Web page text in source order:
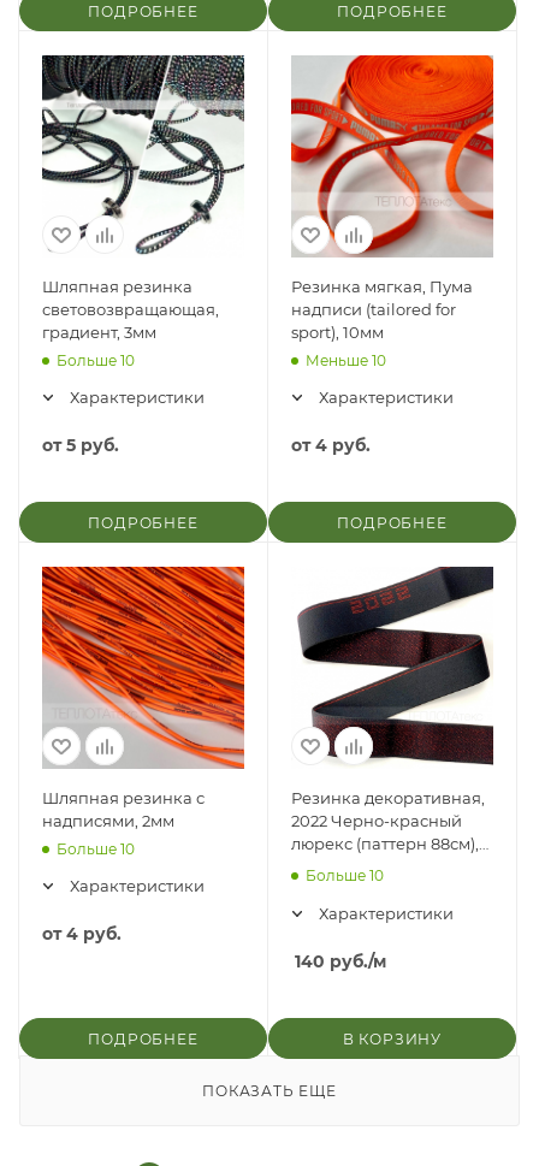
ПОДРОБНЕЕ ПОДРОБНЕЕ
Шляпная резинка
световозвращающая,
градиент, 3мм
Больше 10
Характеристики
от5 руб.
ПОДРОБНЕЕ
Резинка мягкая, Пума
надписи (tailored for
sport), 10мм
Меньше 10
Характеристики
от4 руб.
ПОДРОБНЕЕ
Шляпная резинка с
надписями, 2мм
Больше 10
Характеристики
от4 руб.
ПОДРОБНЕЕ
Резинка декоративная,
2022 Черно-красный
люрекс (паттерн 88см),
30мм
Больше 10
Характеристики
140 руб./м
В КОРЗИНУ
ПОКАЗАТЬ ЕЩЕ